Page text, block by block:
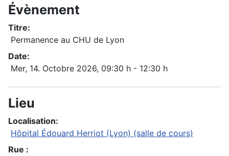
Évènement
Titre:
Permanence au CHU de Lyon
Date:
Mer, 14. Octobre 2026, 09:30 h - 12:30 h
Lieu
Localisation:
Hôpital Édouard Herriot (Lyon) (salle de cours)
Rue :